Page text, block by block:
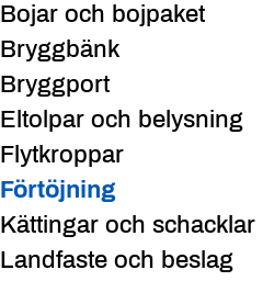
Bojar och bojpaket
Bryggbänk
Bryggport
Eltolpar och belysning
Flytkroppar
Förtöjning
Kättingar och schacklar
Landfaste och beslag